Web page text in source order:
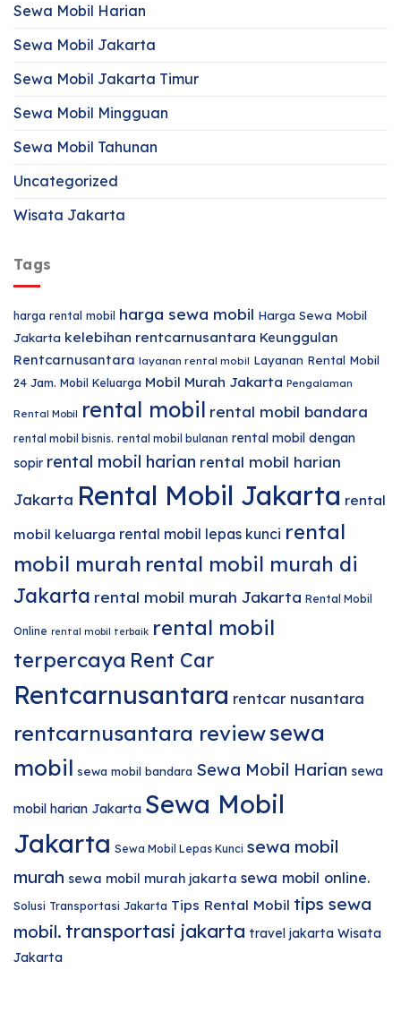
Sewa Mobil Harian
Sewa Mobil Jakarta
Sewa Mobil Jakarta Timur
Sewa Mobil Mingguan
Sewa Mobil Tahunan
Uncategorized
Wisata Jakarta
Tags
harga rental mobil harga sewa mobil Harga Sewa Mobil
Jakarta kelebihan rentcarnusantara Keunggulan
Rentcarnusantara layanan rental mobil Layanan Rental Mobil
24 Jam. Mobil Keluarga Mobil Murah Jakarta Pengalaman
Rental Mobil rental mobil rental mobil bandara
rental mobil bisnis. rental mobil bulanan rental mobil dengan
sopir rental mobil harian rental mobil harian
Jakarta Rental Mobil Jakarta rental
mobil keluarga rental mobil lepas kunci rental
mobil murah rental mobil murah di
Jakarta rental mobil murah Jakarta Rental Mobil
Online rental mobil terbaik rental mobil
terpercaya Rent Car
Rentcarnusantara rentcar nusantara
rentcarnusantara reviewsewa
mobil sewa mobil bandara Sewa Mobil Harian sewa
mobil harian Jakarta Sewa Mobil
Jakarta Sewa Mobil Lepas Kunci sewa mobil
murah sewa mobil murah jakarta sewa mobil online.
Solusi Transportasi Jakarta Tips Rental Mobil tips sewa
mobil. transportasi jakarta travel jakarta Wisata
Jakarta